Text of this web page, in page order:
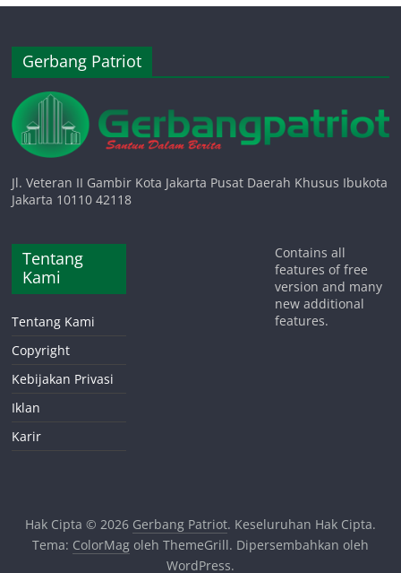
Gerbang Patriot
Jl. Veteran II Gambir Kota Jakarta Pusat Daerah Khusus Ibukota
Jakarta 10110 42118
Tentang
Kami
Tentang Kami
Copyright
Kebijakan Privasi
Iklan
Karir
Contains all
features of free
version and many
new additional
features.
Hak Cipta © 2026 Gerbang Patriot. Keseluruhan Hak Cipta.
Tema: ColorMagoleh ThemeGrill. Dipersembahkan oleh
WordPress.